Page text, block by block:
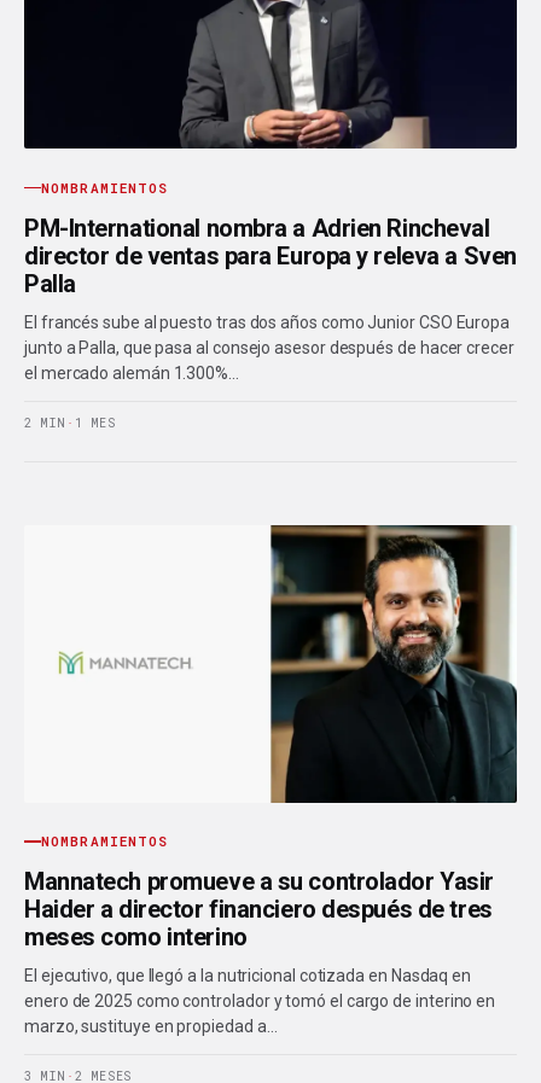
NOMBRAMIENTOS
PM-International nombra a Adrien Rincheval
director de ventas para Europa y releva a Sven
Palla
El francés sube al puesto tras dos años como Junior CSO Europa
junto a Palla, que pasa al consejo asesor después de hacer crecer
el mercado alemán 1.300%…
2 MIN · 1 MES
NOMBRAMIENTOS
Mannatech promueve a su controlador Yasir
Haider a director financiero después de tres
meses como interino
El ejecutivo, que llegó a la nutricional cotizada en Nasdaq en
enero de 2025 como controlador y tomó el cargo de interino en
marzo, sustituye en propiedad a…
3 MIN · 2 MESES